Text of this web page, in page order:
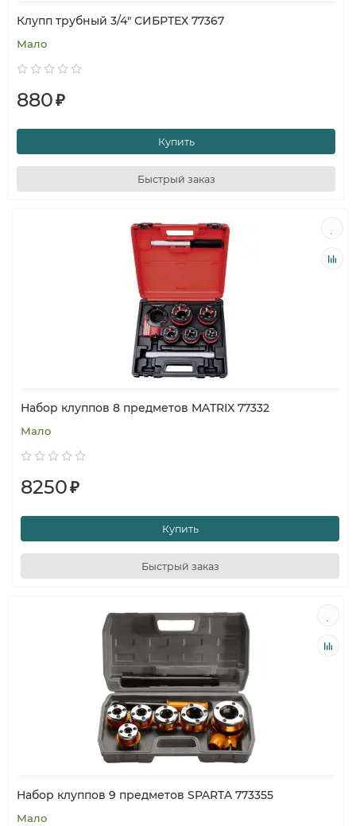
Клупп трубный 3/4" СИБРТЕХ 77367
Мало
880₽
Купить
Быстрый заказ
Набор клуппов 8 предметов MATRIX 77332
Мало
8250₽
Купить
Быстрый заказ
Набор клуппов 9 предметов SPARTA 773355
Мало